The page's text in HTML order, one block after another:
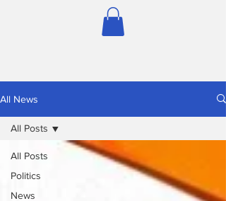
All News
All Posts
Politics
News
All Posts